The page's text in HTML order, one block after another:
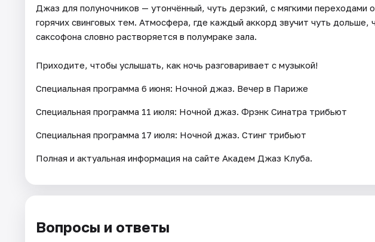
Джаз для полуночников — утончённый, чуть дерзкий, с мягкими переходами
горячих свинговых тем. Атмосфера, где каждый аккорд звучит чуть
саксофона словно растворяется в полумраке зала.
Приходите, чтобы услышать, как ночь разговаривает с музыкой!
Специальная программа 6 июня: Ночной джаз. Вечер в Париже
Специальная программа 11 июля: Ночной джаз. Фрэнк Синатра трибьют
Специальная программа 17 июля: Ночной джаз. Стинг трибьют
Полная и актуальная информация на сайте Академ Джаз Клуба.
Вопросы и ответы